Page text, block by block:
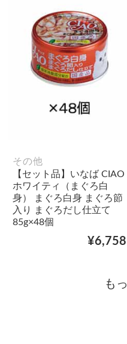
その他
【セット品】いなば CIAO
ホワイティ（まぐろ白
身） まぐろ白身 まぐろ節
入り まぐろだし仕立て
85g×48個
¥6,758
も